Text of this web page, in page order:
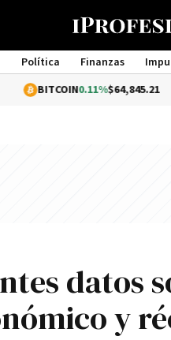
Política Finanzas
0.11%$64,845.21
datos
y